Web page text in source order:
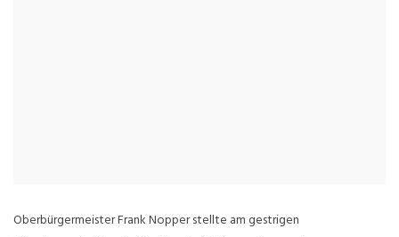
Oberbürgermeister Frank Nopper stellte am gestrigen